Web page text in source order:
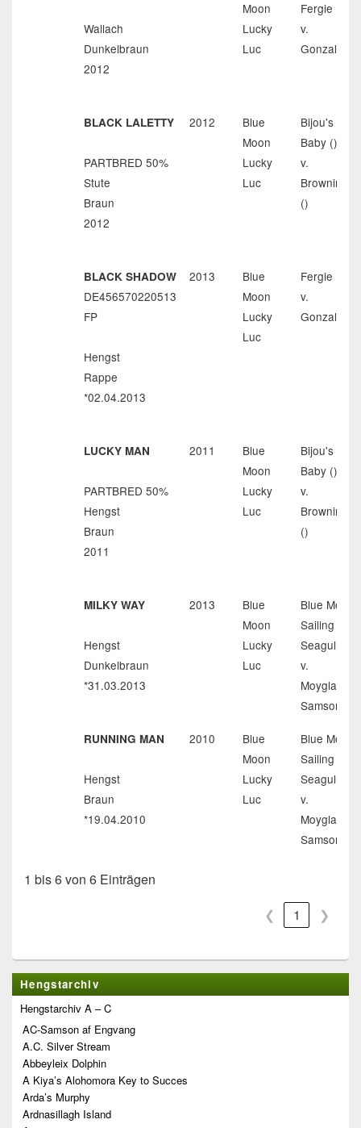
Wallach
Dunkelbraun
2012
Moon
Lucky
Luc
Fergie
v.
Gonzales
BLACK LALETTY
PARTBRED 50%
Stute
Braun
2012
2012
Blue
Moon
Lucky
Luc
Bijou's
Baby ()
v.
Browning
()
BLACK SHADOW
DE456570220513
FP
Hengst
Rappe
*02.04.2013
2013
Blue
Moon
Lucky
Luc
Fergie
v.
Gonzales
LUCKY MAN
PARTBRED 50%
Hengst
Braun
2011
2011
Blue
Moon
Lucky
Luc
Bijou's
Baby ()
v.
Browning
()
MILKY WAY
Hengst
Dunkelbraun
*31.03.2013
2013
Blue
Moon
Lucky
Luc
Blue Moon
Sailing
Seagull
v.
Moyglare
Samson
RUNNING MAN
Hengst
Braun
*19.04.2010
2010
Blue
Moon
Lucky
Luc
Blue Moon
Sailing
Seagull
v.
Moyglare
Samson
1 bis 6 von 6 Einträgen
❮
1 ❯
Primärer
Seitenleisten-
Widgetbereich
Hengstarchiv
Hengstarchiv A – C
AC-Samson af Engvang
A.C. Silver Stream
Abbeyleix Dolphin
A Kiya’s Alohomora Key to Succes
Arda’s Murphy
Ardnasillagh Island